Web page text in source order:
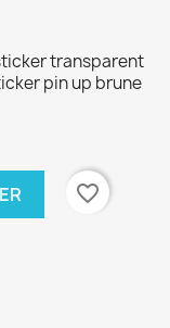
transparent
pin up brune
favorite_border